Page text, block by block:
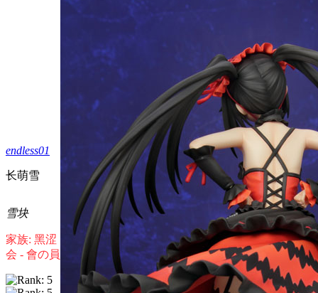
endless01
长萌雪
雪块
家族: 黑涩
会 - 會の員